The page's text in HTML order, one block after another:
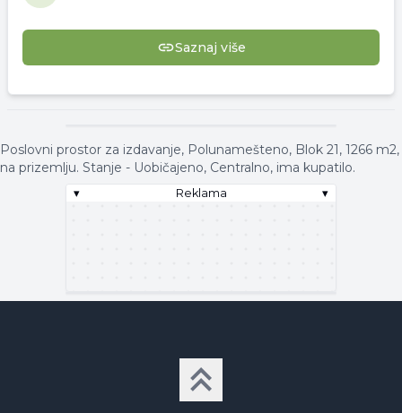
Saznaj više
Poslovni prostor za izdavanje, Polunamešteno, Blok 21, 1266 m2,
na prizemlju. Stanje - Uobičajeno, Centralno, ima kupatilo.
▾ Reklama ▾
▾ Reklama ▾